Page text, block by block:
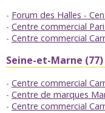
Forum des Halles -
Centre commercial
Centre commercial
Seine-et-Marne (77)
Centre commercial
Centre de marques
Centre commercial